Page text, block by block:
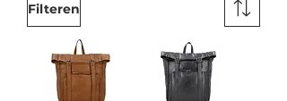
Filteren